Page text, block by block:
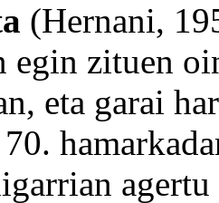
(Hernani,
egin zituen
eta garai